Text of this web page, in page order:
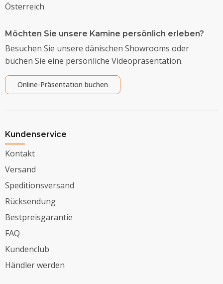
Österreich
Möchten Sie unsere Kamine persönlich erleben?
Besuchen Sie unsere dänischen Showrooms oder
buchen Sie eine persönliche Videopräsentation.
Online-Präsentation buchen
Kundenservice
Kontakt
Versand
Speditionsversand
Rücksendung
Bestpreisgarantie
FAQ
Kundenclub
Händler werden